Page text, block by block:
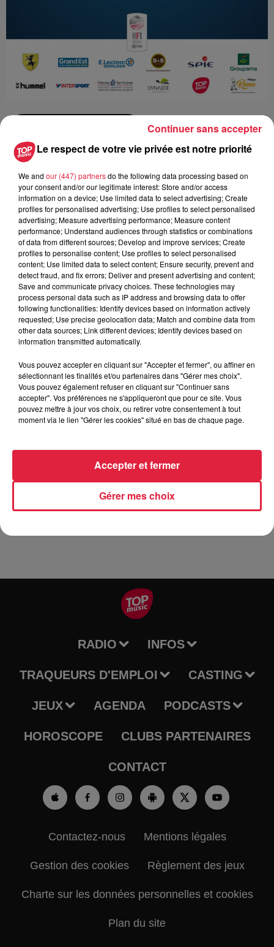
Date
du30 novembre 2019 à 0h00
au30 novembre 2019 à 0h00
Lieu Complexe sportif de Geispolsheim
Organisateur
LE BAS GERARD
0388761244
gerard.lebas@estvideo.fr
Tarif Gratuit
Les Indomptables reçoivent pour le compte de la 9 émé
journée de championnat de France de Nationale 1 l'équipe
de Thouars. Pour pouvoir coller à la tête du championnat les
Indomptables se doivent de remporter ce match. GOGEISPO
RADIO INFOS
TRAQUEURS D'EMPLOI CASTING
JEUX AGENDA PODCASTS
HOROSCOPE CLUBS PARTENAIRES
CONTACT
Contactez-nous Mentions légales
Gestion des cookies Règlement des jeux
Charte sur les données personnelles et cookies
Plan du site
Le respect de votre vie privée est notre priorité
We and our (447) partnersdo the following data processing based on
your consent and/or our legitimate interest: Store and/or access
information on a device; Use limited data to select advertising; Create
profiles for personalised advertising; Use profiles to select personalised
advertising; Measure advertising performance; Measure content
performance; Understand audiences through statistics or combinations
of data from different sources; Develop and improve services; Create
profiles to personalise content; Use profiles to select personalised
content; Use limited data to select content; Ensure security, prevent and
detect fraud, and fix errors; Deliver and present advertising and content;
Save and communicate privacy choices. These technologies may
process personal data such as IP address and browsing data to offer
following functionalities: Identify devices based on information actively
requested; Use precise geolocation data; Match and combine data from
other data sources; Link different devices; Identify devices based on
information transmitted automatically.
Vous pouvez accepter en cliquant sur "Accepter et fermer", ou affiner en
sélectionnant les finalités et/ou partenaires dans "Gérer mes choix".
Vous pouvez également refuser en cliquant sur "Continuer sans
accepter". Vos préférences ne s'appliqueront que pour ce site. Vous
pouvez mettre à jour vos choix, ou retirer votre consentement à tout
moment via le lien "Gérer les cookies" situé en bas de chaque page.
Gérer mes choix
Accepter et fermer
Continuer sans accepter